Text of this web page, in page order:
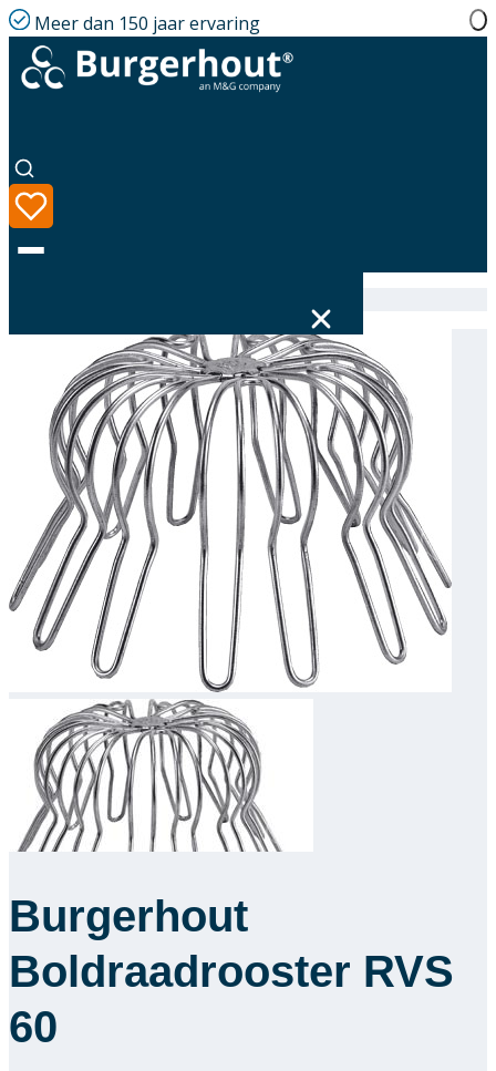
Meer dan 150 jaar ervaring
Assortiment
Oplossingen
Downloads
Academy
Over ons
Contact
Burgerhout
Boldraadrooster RVS
60